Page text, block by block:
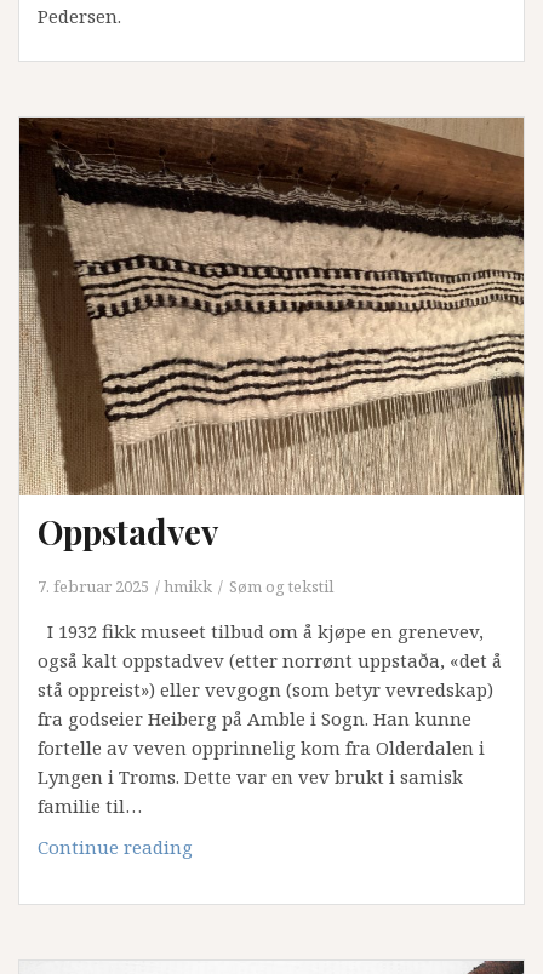
Pedersen.
Oppstadvev
7. februar 2025 hmikk Søm og tekstil
I 1932 fikk museet tilbud om å kjøpe en grenevev,
også kalt oppstadvev (etter norrønt uppstaða, «det å
stå oppreist») eller vevgogn (som betyr vevredskap)
fra godseier Heiberg på Amble i Sogn. Han kunne
fortelle av veven opprinnelig kom fra Olderdalen i
Lyngen i Troms. Dette var en vev brukt i samisk
familie til…
Continue reading